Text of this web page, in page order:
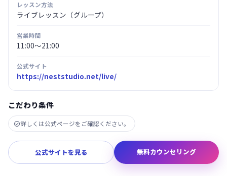
レッスン方法
ライブレッスン（グループ）
営業時間
11:00～21:00
公式サイト
https://neststudio.net/live/
こだわり条件
詳しくは公式ページをご確認ください。
公式サイトを見る 無料カウンセリング